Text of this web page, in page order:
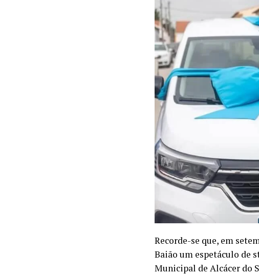
Recorde-se que, em
Baião um espetáculo de
Municipal de Alcácer do